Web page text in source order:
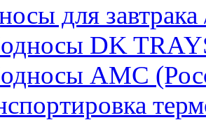
для завтрака
DK
AMC